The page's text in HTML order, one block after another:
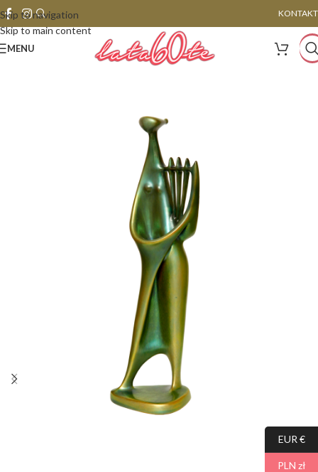
Skip to navigation
Skip to main content
KONTAKT
MENU
EUR €
PLN zł